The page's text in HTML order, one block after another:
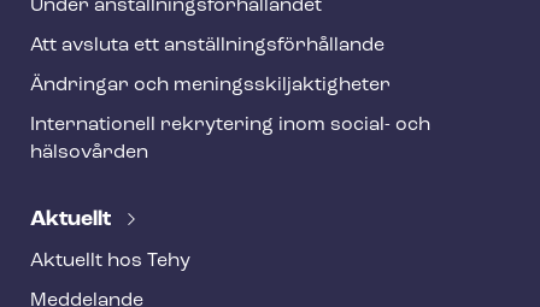
Under an­ställ­nings­för­hål­lan­det
Att avsluta ett an­ställ­nings­för­hål­lan­de
Ändringar och me­nings­skilj­ak­tig­he­ter
Internationell rekrytering inom social- och
hälsovården
Aktuellt
Aktuellt hos Tehy
Meddelande